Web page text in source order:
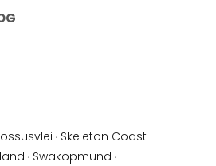
· Skeleton Coast
· Swakopmund ·